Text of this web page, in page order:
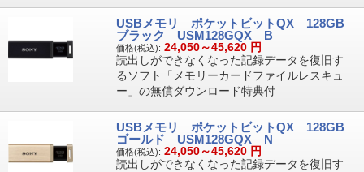
USBメモリ ポケットビットQX 128GB
ブラック USM128GQX B
価格(税込): 24,050～45,620 円
読出しができなくなった記録データを復旧す
るソフト「メモリーカードファイルレスキュ
ー」の無償ダウンロード特典付
USBメモリ ポケットビットQX 128GB
ゴールド USM128GQX N
価格(税込): 24,050～45,620 円
読出しができなくなった記録データを復旧す